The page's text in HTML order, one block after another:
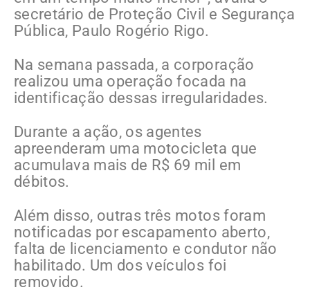
secretário de Proteção Civil e Segurança
Pública, Paulo Rogério Rigo.
Na semana passada, a corporação
realizou uma operação focada na
identificação dessas irregularidades.
Durante a ação, os agentes
apreenderam uma motocicleta que
acumulava mais de R$ 69 mil em
débitos.
Além disso, outras três motos foram
notificadas por escapamento aberto,
falta de licenciamento e condutor não
habilitado. Um dos veículos foi
removido.